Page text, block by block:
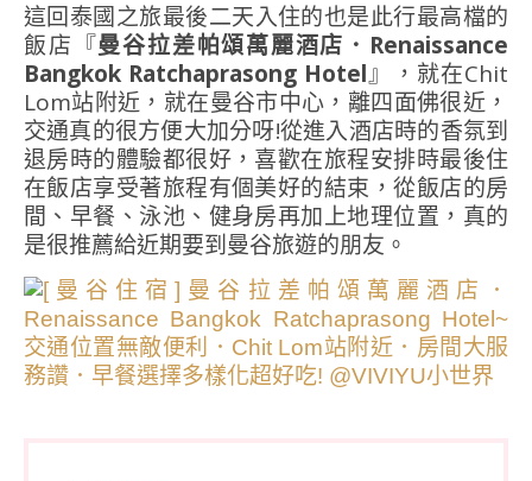
這回泰國之旅最後二天入住的也是此行最高檔的
飯店『曼谷拉差帕頌萬麗酒店．Renaissance
Bangkok Ratchaprasong Hotel』，就在Chit
Lom站附近，就在曼谷市中心，離四面佛很近，
交通真的很方便大加分呀!從進入酒店時的香氛到
退房時的體驗都很好，喜歡在旅程安排時最後住
在飯店享受著旅程有個美好的結束，從飯店的房
間、早餐、泳池、健身房再加上地理位置，真的
是很推薦給近期要到曼谷旅遊的朋友。